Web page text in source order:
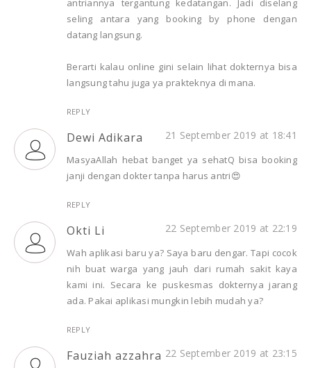
antriannya tergantung kedatangan. Jadi diselang
seling antara yang booking by phone dengan
datang langsung.
Berarti kalau online gini selain lihat dokternya bisa
langsung tahu juga ya prakteknya di mana.
REPLY
Dewi Adikara 21 September 2019 at 18:41
MasyaAllah hebat banget ya sehatQ bisa booking
janji dengan dokter tanpa harus antri😍
REPLY
Okti Li 22 September 2019 at 22:19
Wah aplikasi baru ya? Saya baru dengar. Tapi cocok
nih buat warga yang jauh dari rumah sakit kaya
kami ini. Secara ke puskesmas dokternya jarang
ada. Pakai aplikasi mungkin lebih mudah ya?
REPLY
Fauziah azzahra 22 September 2019 at 23:15